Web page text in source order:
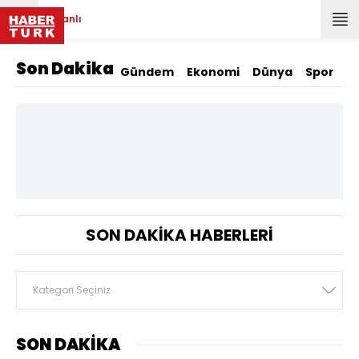
Canlı
Son Dakika Gündem Ekonomi Dünya Spor
SON DAKİKA HABERLERİ
Kategori Seçiniz
SON DAKİKA